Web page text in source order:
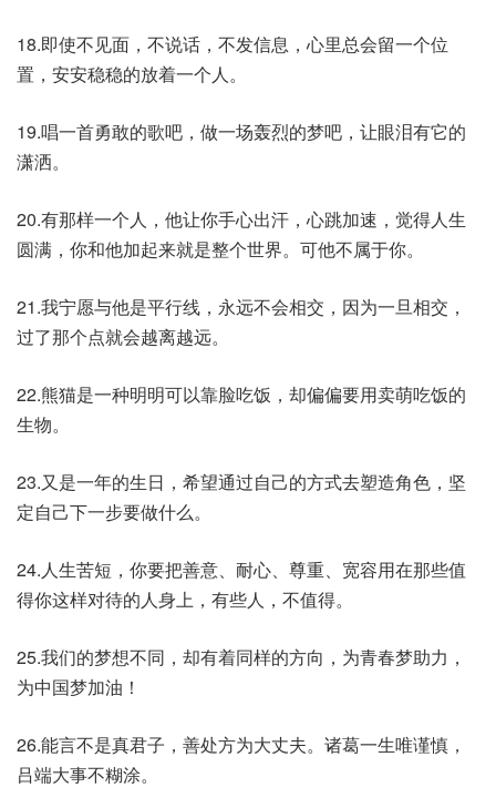
18.即使不见面，不说话，不发信息，心里总会留一个位
置，安安稳稳的放着一个人。
19.唱一首勇敢的歌吧，做一场轰烈的梦吧，让眼泪有它的
潇洒。
20.有那样一个人，他让你手心出汗，心跳加速，觉得人生
圆满，你和他加起来就是整个世界。可他不属于你。
21.我宁愿与他是平行线，永远不会相交，因为一旦相交，
过了那个点就会越离越远。
22.熊猫是一种明明可以靠脸吃饭，却偏偏要用卖萌吃饭的
生物。
23.又是一年的生日，希望通过自己的方式去塑造角色，坚
定自己下一步要做什么。
24.人生苦短，你要把善意、耐心、尊重、宽容用在那些值
得你这样对待的人身上，有些人，不值得。
25.我们的梦想不同，却有着同样的方向，为青春梦助力，
为中国梦加油！
26.能言不是真君子，善处方为大丈夫。诸葛一生唯谨慎，
吕端大事不糊涂。